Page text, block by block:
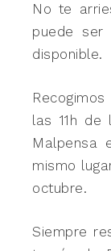
No te
puede ser
disponible.
las 11h de
Malpensa
mismo
octubre.
Siempre